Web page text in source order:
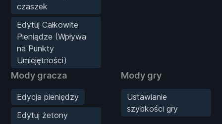
czaszek
Edytuj Całkowite
Pieniądze (Wpływa
na Punkty
Umiejętności)
Mody gracza
Edycja pieniędzy
Edytuj żetony
Mody gry
Ustawianie
szybkości gry